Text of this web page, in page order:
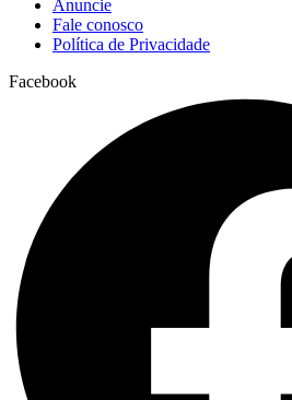
Anuncie
Fale conosco
Política de Privacidade
Facebook